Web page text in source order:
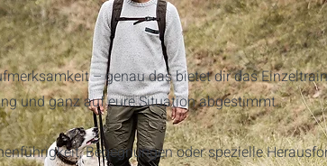
– genau das bietet dir das
und ganz auf eure Situation abgestimmt.
Begegnungen oder spezielle